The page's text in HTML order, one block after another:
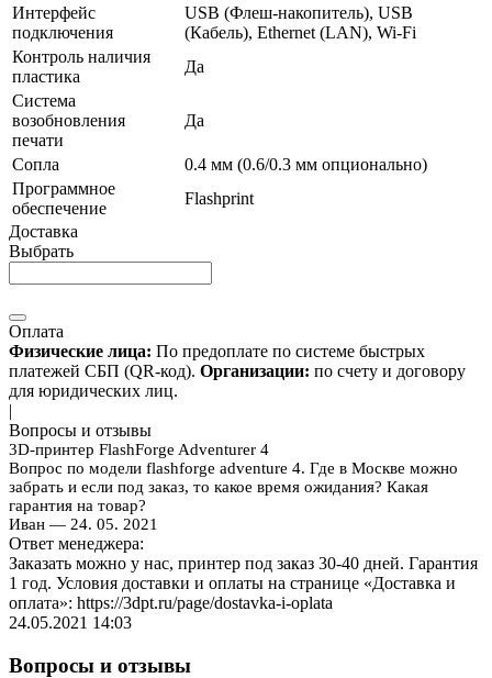
Интерфейс
подключения
USB (Флеш-накопитель), USB
(Кабель), Ethernet (LAN), Wi-Fi
Контроль наличия
пластика
Да
Система
возобновления
печати
Да
Сопла
0.4 мм (0.6/0.3 мм опционально)
Программное
обеспечение
Flashprint
Доставка
Выбрать
Оплата
Физические лица: По предоплате по системе быстрых
платежей СБП (QR-код). Организации: по счету и договору
для юридических лиц.
|
Вопросы и отзывы
3D-принтер FlashForge Adventurer 4
Вопрос по модели flashforge adventure 4. Где в Москве можно
забрать и если под заказ, то какое время ожидания? Какая
гарантия на товар?
Иван — 24. 05. 2021
Ответ менеджера:
Заказать можно у нас, принтер под заказ 30-40 дней. Гарантия
1 год. Условия доставки и оплаты на странице «Доставка и
оплата»: https://3dpt.ru/page/dostavka-i-oplata
24.05.2021 14:03
Вопросы и отзывы